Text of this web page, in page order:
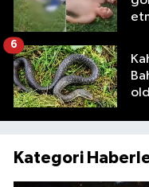
6
Kategori